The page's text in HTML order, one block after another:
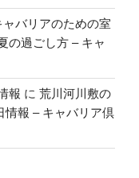
バリアのための室
の過ごし方 – キャ
報 に 荒川河川敷の
報 – キャバリア倶